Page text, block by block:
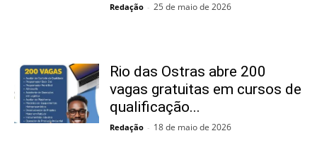
Redação - 25 de maio de 2026
Rio das Ostras abre 200
vagas gratuitas em cursos de
qualificação...
Redação - 18 de maio de 2026